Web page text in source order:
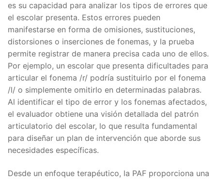
es su capacidad para analizar los tipos de errores que
el escolar presenta. Estos errores pueden
manifestarse en forma de omisiones, sustituciones,
distorsiones o inserciones de fonemas, y la prueba
permite registrar de manera precisa cada uno de ellos.
Por ejemplo, un escolar que presenta dificultades para
articular el fonema /r/ podría sustituirlo por el fonema
/l/ o simplemente omitirlo en determinadas palabras.
Al identificar el tipo de error y los fonemas afectados,
el evaluador obtiene una visión detallada del patrón
articulatorio del escolar, lo que resulta fundamental
para diseñar un plan de intervención que aborde sus
necesidades específicas.
Desde un enfoque terapéutico, la PAF proporciona una